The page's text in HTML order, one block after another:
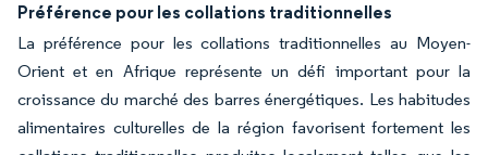
Préférence pour les collations traditionnelles
La préférence pour les collations traditionnelles au Moyen-
Orient et en Afrique représente un défi important pour la
croissance du marché des barres énergétiques. Les habitudes
alimentaires culturelles de la région favorisent fortement les